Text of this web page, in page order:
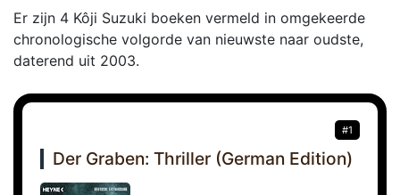
Er zijn 4 Kôji Suzuki boeken vermeld in omgekeerde
chronologische volgorde van nieuwste naar oudste,
daterend uit 2003.
#1
Der Graben: Thriller (German Edition)